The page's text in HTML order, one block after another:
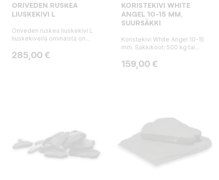
ORIVEDEN RUSKEA
LIUSKEKIVI L
Oriveden ruskea liuskekivi L
liuskekivellä ominaista on...
Hinta
285,00 €
KORISTEKIVI WHITE
ANGEL 10-15 MM,
SUURSÄKKI
Koristekivi White Angel 10-15
mm. Säkkikoot: 500 kg tai...
Hinta
159,00 €